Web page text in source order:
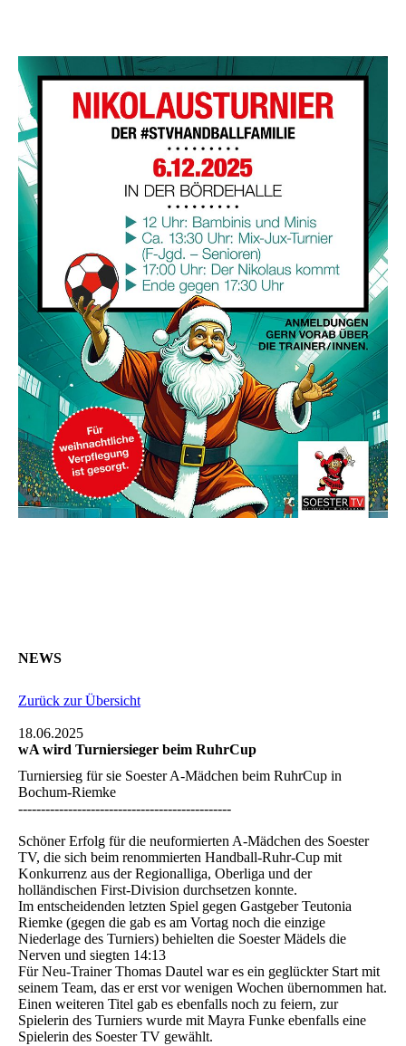
NEWS
Zurück zur Übersicht
18.06.2025
wA wird Turniersieger beim RuhrCup
Turniersieg für sie Soester A-Mädchen beim RuhrCup in
Bochum-Riemke
-----------------------------------------------
Schöner Erfolg für die neuformierten A-Mädchen des Soester
TV, die sich beim renommierten Handball-Ruhr-Cup mit
Konkurrenz aus der Regionalliga, Oberliga und der
holländischen First-Division durchsetzen konnte.
Im entscheidenden letzten Spiel gegen Gastgeber Teutonia
Riemke (gegen die gab es am Vortag noch die einzige
Niederlage des Turniers) behielten die Soester Mädels die
Nerven und siegten 14:13
Für Neu-Trainer Thomas Dautel war es ein geglückter Start mit
seinem Team, das er erst vor wenigen Wochen übernommen hat.
Einen weiteren Titel gab es ebenfalls noch zu feiern, zur
Spielerin des Turniers wurde mit Mayra Funke ebenfalls eine
Spielerin des Soester TV gewählt.